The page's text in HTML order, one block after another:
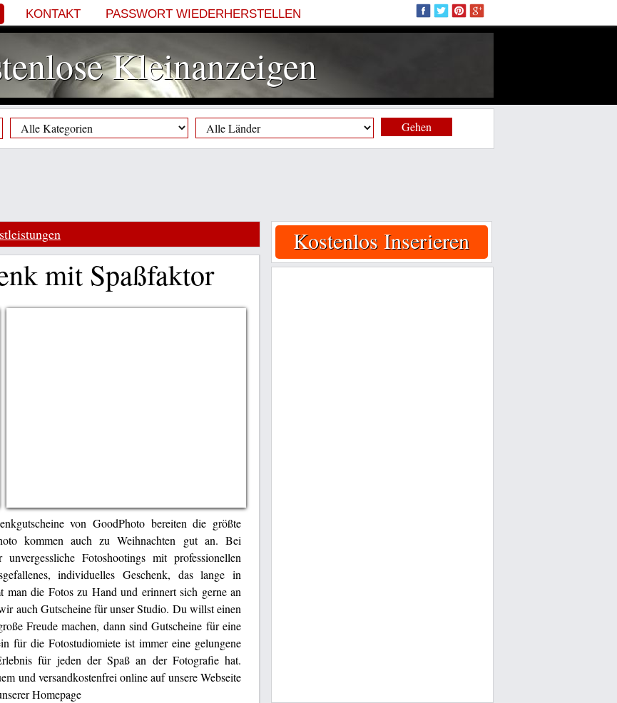
KONTAKT PASSWORT WIEDERHERSTELLEN
Kleinanzeigen
Gehen
mit Spaßfaktor
von GoodPhoto bereiten die größte
kommen auch zu Weihnachten gut an. Bei
Fotoshootings mit professionellen
individuelles Geschenk, das lange in
man die Fotos zu Hand und erinnert sich gerne an
auch Gutscheine für unser Studio. Du willst einen
Freude machen, dann sind Gutscheine für eine
für die Fotostudiomiete ist immer eine gelungene
für jeden der Spaß an der Fotografie hat.
und versandkostenfrei online auf unsere Webseite
Homepage
Kostenlos Inserieren